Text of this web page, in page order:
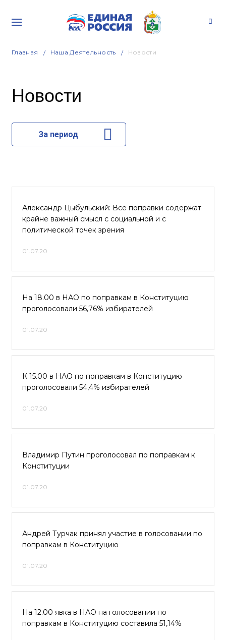
Главная Наша Деятельность Новости
Новости
За период
Александр Цыбульский: Все поправки содержат
крайне важный смысл с социальной и с
политической точек зрения
01.07.20
На 18.00 в НАО по поправкам в Конституцию
проголосовали 56,76% избирателей
01.07.20
К 15.00 в НАО по поправкам в Конституцию
проголосовали 54,4% избирателей
01.07.20
Владимир Путин проголосовал по поправкам к
Конституции
01.07.20
Андрей Турчак принял участие в голосовании по
поправкам в Конституцию
01.07.20
На 12.00 явка в НАО на голосовании по
поправкам в Конституцию составила 51,14%